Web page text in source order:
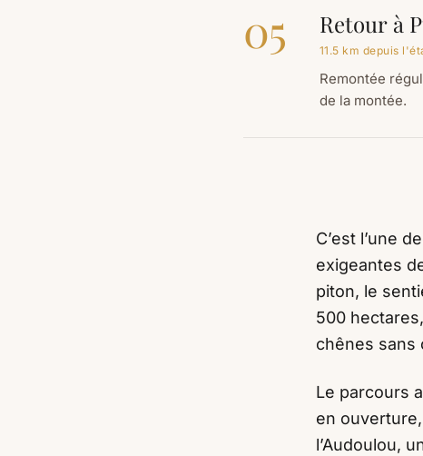
05 Retour à
11.5 km depuis
Remontée
de la montée.
C’est l’une
exigeantes
piton, le
500
chênes sans
Le parcours
en
l’Audoulou,